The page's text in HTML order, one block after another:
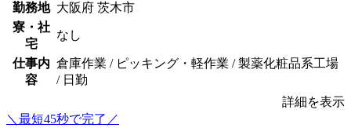
勤務地 大阪府 茨木市
寮・社
宅
なし
仕事内
容
倉庫作業 / ピッキング・軽作業 / 製薬化粧品系工場
/ 日勤
詳細を表示
＼最短45秒で完了／